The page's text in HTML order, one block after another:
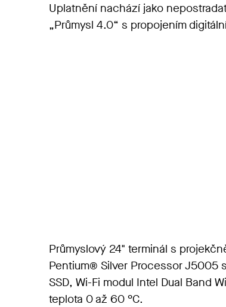
Uplatnění nachází jako
„Průmysl 4.0“ s propojením
Průmyslový 24" terminál s
Pentium® Silver ProcessorJ5005
SSD, Wi-Fi modul Intel Dual Band
teplota 0 až 60 °C.